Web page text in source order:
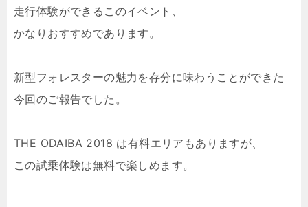
走行体験ができるこのイベント、
かなりおすすめであります。
新型フォレスターの魅力を存分に味わうことができた
今回のご報告でした。
THE ODAIBA 2018 は有料エリアもありますが、
この試乗体験は無料で楽しめます。